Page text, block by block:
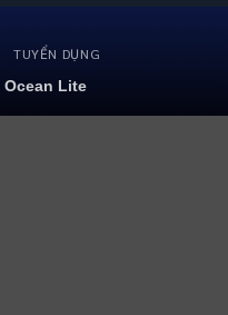
TUYỂN DỤNG
Ocean Lite